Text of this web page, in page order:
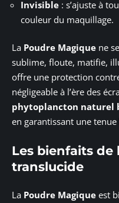
Invisible : s’ajuste à
couleur du maquillage.
La Poudre Magique ne
sublime, floute, matifie,
offre une protection
négligeable à l’ère des
phytoplancton naturel
en garantissant une
Les bienfaits de
translucide
La Poudre Magique est